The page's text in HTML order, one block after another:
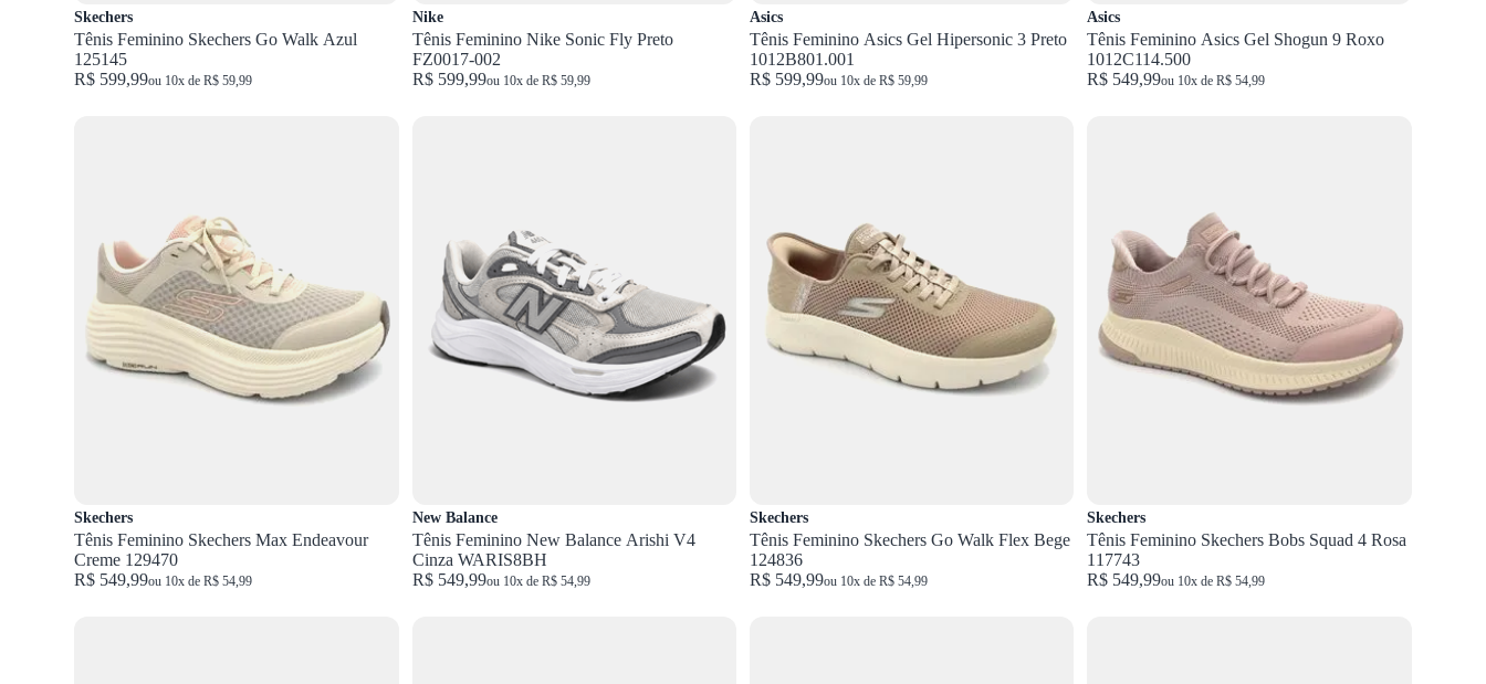
Skechers
Tênis Feminino Skechers Go Walk Azul
125145
R$ 599,99ou 10x de R$ 59,99
Nike
Tênis Feminino Nike Sonic Fly Preto
FZ0017-002
R$ 599,99ou 10x de R$ 59,99
Asics
Tênis Feminino Asics Gel Hipersonic 3 Preto
1012B801.001
R$ 599,99ou 10x de R$ 59,99
Asics
Tênis Feminino Asics Gel Shogun 9 Roxo
1012C114.500
R$ 549,99ou 10x de R$ 54,99
Skechers
Tênis Feminino Skechers Max Endeavour
Creme 129470
R$ 549,99ou 10x de R$ 54,99
New Balance
Tênis Feminino New Balance Arishi V4
Cinza WARIS8BH
R$ 549,99ou 10x de R$ 54,99
Skechers
Tênis Feminino Skechers Go Walk Flex Bege
124836
R$ 549,99ou 10x de R$ 54,99
Skechers
Tênis Feminino Skechers Bobs Squad 4 Rosa
117743
R$ 549,99ou 10x de R$ 54,99